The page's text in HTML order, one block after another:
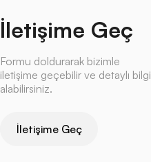
İletişime Geç
Formu doldurarak bizimle
iletişime geçebilir ve detaylı bilgi
alabilirsiniz.
İletişime Geç